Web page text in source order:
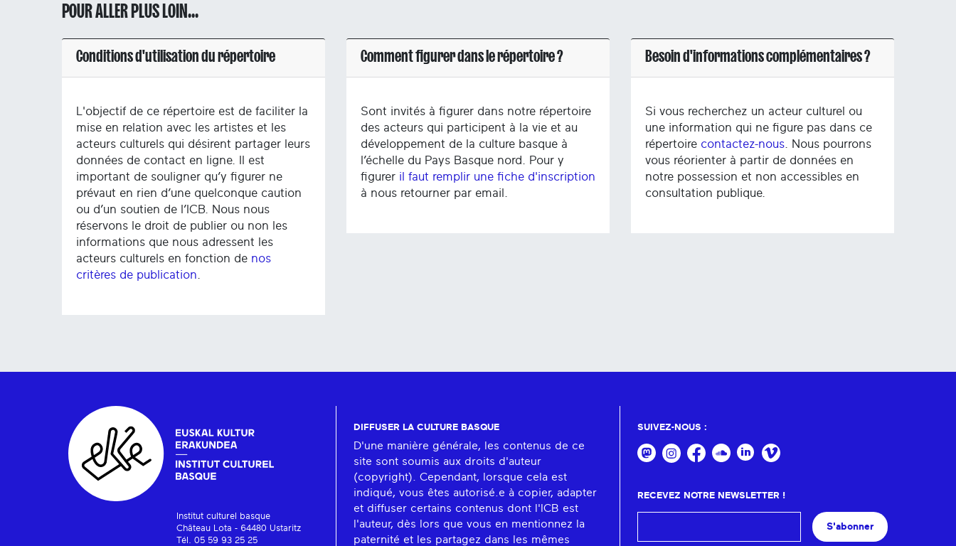
POUR ALLER PLUS LOIN...
Conditions d'utilisation du répertoire
L'objectif de ce répertoire est de faciliter la
mise en relation avec les artistes et les
acteurs culturels qui désirent partager leurs
données de contact en ligne. Il est
important de souligner qu’y figurer ne
prévaut en rien d’une quelconque caution
ou d’un soutien de l’ICB. Nous nous
réservons le droit de publier ou non les
informations que nous adressent les
acteurs culturels en fonction de nos
critères de publication
Comment figurer dans le répertoire ?
Sont invités à figurer dans notre répertoire
des acteurs qui participent à la vie et au
développement de la culture basque à
l’échelle du Pays Basque nord. Pour y
figurer il faut remplir une fiche d'inscription
à nous retourner par email.
Besoin d'informations complémentaires ?
Si vous recherchez un acteur culturel ou
une information qui ne figure pas dans ce
répertoire contactez-nous. Nous pourrons
vous réorienter à partir de données en
notre possession et non accessibles en
consultation publique.
Institut culturel basque
Château Lota - 64480 Ustaritz
Tél. 05 59 93 25 25
DIFFUSER LA CULTURE BASQUE
D'une manière générale, les contenus de ce
site sont soumis aux droits d'auteur
(copyright). Cependant, lorsque cela est
indiqué, vous êtes autorisé.e à copier, adapter
et diffuser certains contenus dont l'ICB est
l'auteur, dès lors que vous en mentionnez la
paternité et les partagez dans les mêmes
SUIVEZ-NOUS :
RECEVEZ NOTRE NEWSLETTER !
S'abonner